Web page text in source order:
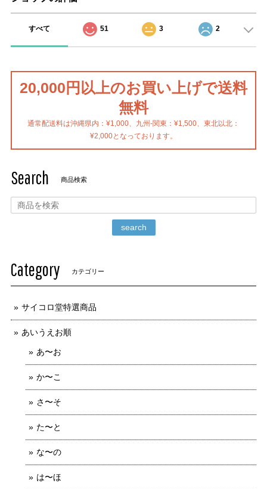
すべて 51 3 2
20,000円以上のお買い上げで送料
無料
通常配送料は沖縄県内：¥1,000、九州-関東：¥1,500、東北以北：
¥2,000となっております。
Search 商品検索
search
Category カテゴリー
サイコロ堂特選商品
あいうえお順
あ〜お
か〜こ
さ〜そ
た〜と
な〜の
は〜ほ